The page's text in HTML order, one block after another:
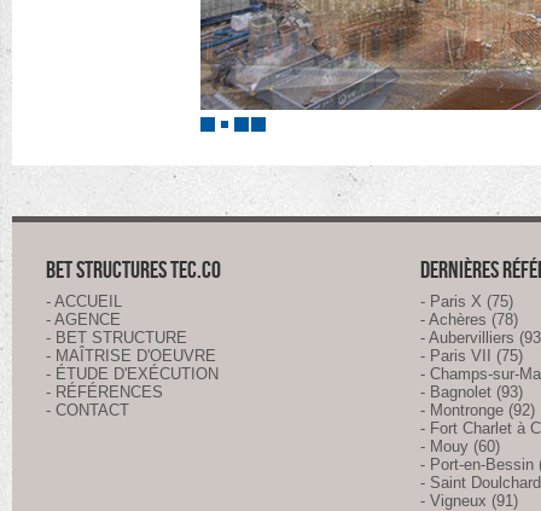
BET STRUCTURES TEC.CO
- ACCUEIL
- AGENCE
- BET STRUCTURE
- MAÎTRISE D'OEUVRE
- ÉTUDE D'EXÉCUTION
- RÉFÉRENCES
- CONTACT
DERNIÈRES
- Paris X (75)
- Achères (78)
- Aubervilliers
- Paris VII (75)
- Champs-sur-
- Bagnolet (93)
- Montronge (92)
- Fort Charlet à
- Mouy (60)
- Port-en-Bessin
- Saint
- Vigneux (91)